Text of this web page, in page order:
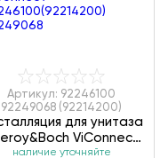
Артикул: 92246100
92249068 (92214200)
для унитаза
ViConnect
92246100(92214200)
наличие уточняйте